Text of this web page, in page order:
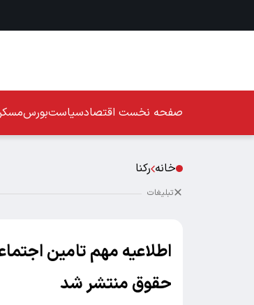
صفحه نخست اقتصادسیاستبورس
خانه رکنا
تبلیغات
اطلاعیه مهم تامین
حقوق منتشر شد